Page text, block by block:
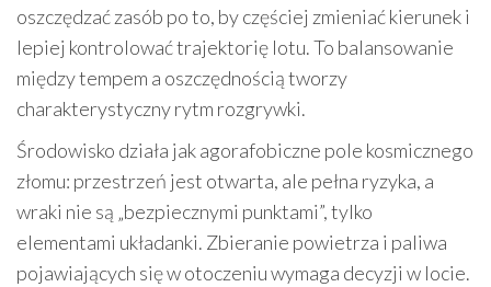
oszczędzać zasób po to, by częściej zmieniać kierunek i
lepiej kontrolować trajektorię lotu. To balansowanie
między tempem a oszczędnością tworzy
charakterystyczny rytm rozgrywki.
Środowisko działa jak agorafobiczne pole kosmicznego
złomu: przestrzeń jest otwarta, ale pełna ryzyka, a
wraki nie są „bezpiecznymi punktami”, tylko
elementami układanki. Zbieranie powietrza i paliwa
pojawiających się w otoczeniu wymaga decyzji w locie.